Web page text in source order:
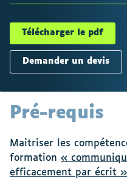
Télécharger le pdf
Demander un devis
Pré-requis
Maitriser les
formation «
efficacement par écrit »